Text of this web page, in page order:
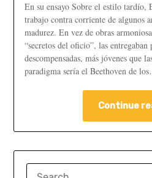
En su ensayo Sobre el estilo tardío,
trabajo contra corriente de algunos
madurez. En vez de obras
“secretos del oficio”, las entregaban
descompensadas, más jóvenes que
paradigma sería el Beethoven de
Continue